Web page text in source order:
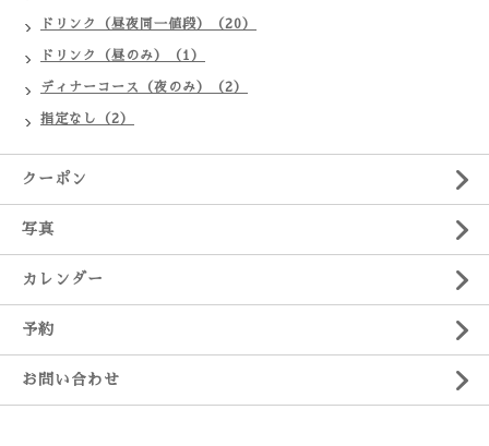
ドリンク（昼夜同一値段）（20）
ドリンク（昼のみ）（1）
ディナーコース（夜のみ）（2）
指定なし（2）
クーポン
写真
カレンダー
予約
お問い合わせ